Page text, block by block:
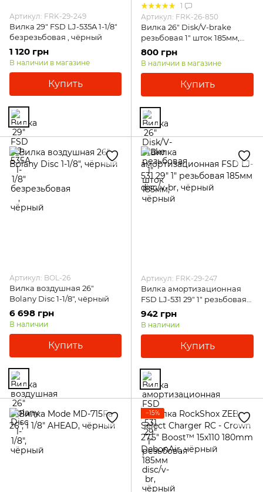
Артикул: FRK-29-249
Вилка 29" FSD LJ-535A 1-1/8"
безрезьбовая , чёрный
1 120 грн
В наличии в магазине
Купить
1
Артикул: FRK-26-850
Вилка 26" Disk/V-brake
резьбовая 1" шток 185мм,
чёрный
800 грн
В наличии в магазине
Купить
Артикул: BOL-26
Вилка воздушная 26"
Bolany Disc 1-1/8", чёрный
6 698 грн
В наличии
Купить
Артикул: FRK-29-247
Вилка амортизационная
FSD LJ-531 29" 1" резьбовая
185мм disc/v-br, чёрный
942 грн
В наличии
Купить
−15%